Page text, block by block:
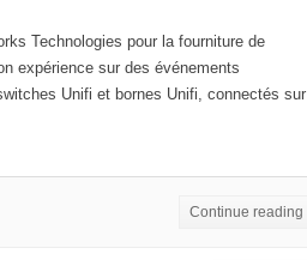
Technologies pour la fourniture de
expérience sur des événements
Unifi et bornes Unifi, connectés sur
Continue reading